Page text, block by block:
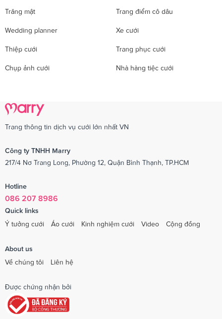
Trăng mật Trang điểm cô dâu
Wedding planner Xe cưới
Thiệp cưới Trang phục cưới
Chụp ảnh cưới Nhà hàng tiệc cưới
Trang thông tin dịch vụ cưới lớn nhất VN
Công ty TNHH Marry
217/4 Nơ Trang Long, Phường 12, Quận Bình Thạnh, TP.HCM
Hotline
086 207 8986
Quick links
Ý tưởng cưới
Áo cưới Kinh nghiệm cưới Video Cộng đồng
About us
Về chúng tôi
Liên hệ
Được chứng nhận bởi